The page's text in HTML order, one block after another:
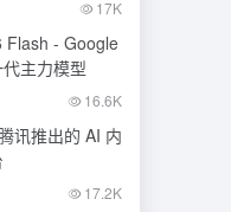
17K
Flash - Google
主力模型
16.6K
讯推出的 AI 内
17.2K